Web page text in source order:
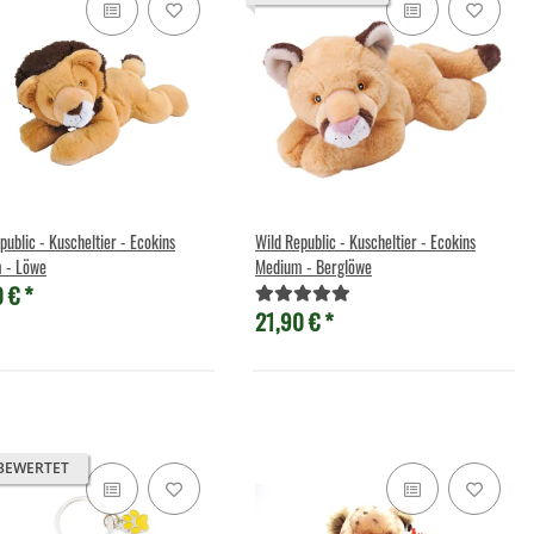
- Kuscheltier - Ecokins
- Löwe
€*
Wild Republic - Kuscheltier - Ecokins
Medium - Berglöwe
21,90 €*
€*
11,90 €